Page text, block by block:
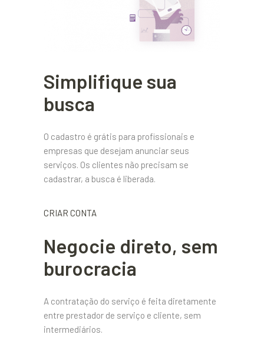
Simplifique sua
busca
O cadastro é grátis para profissionais e
empresas que desejam anunciar seus
serviços. Os clientes não precisam se
cadastrar, a busca é liberada.
CRIAR CONTA
Negocie direto, sem
burocracia
A contratação do serviço é feita diretamente
entre prestador de serviço e cliente, sem
intermediários.